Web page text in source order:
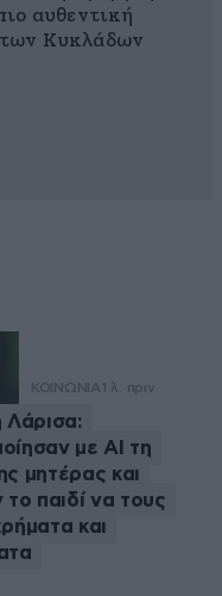
αυθεντική
Κυκλάδων
ΚΟΙΝΩΝΙΑ 1 λ. πριν
Λάρισα:
με AI τη
μητέρας και
το παιδί να τους
και